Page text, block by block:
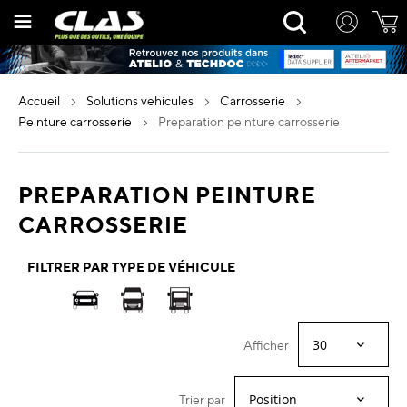
contenu
Rechercher
accueil solutions vehicules
carrosserie
peinture carrosserie
preparation peinture carrosserie
PREPARATION PEINTURE
CARROSSERIE
FILTRER PAR TYPE DE VÉHICULE
Afficher
Trier par